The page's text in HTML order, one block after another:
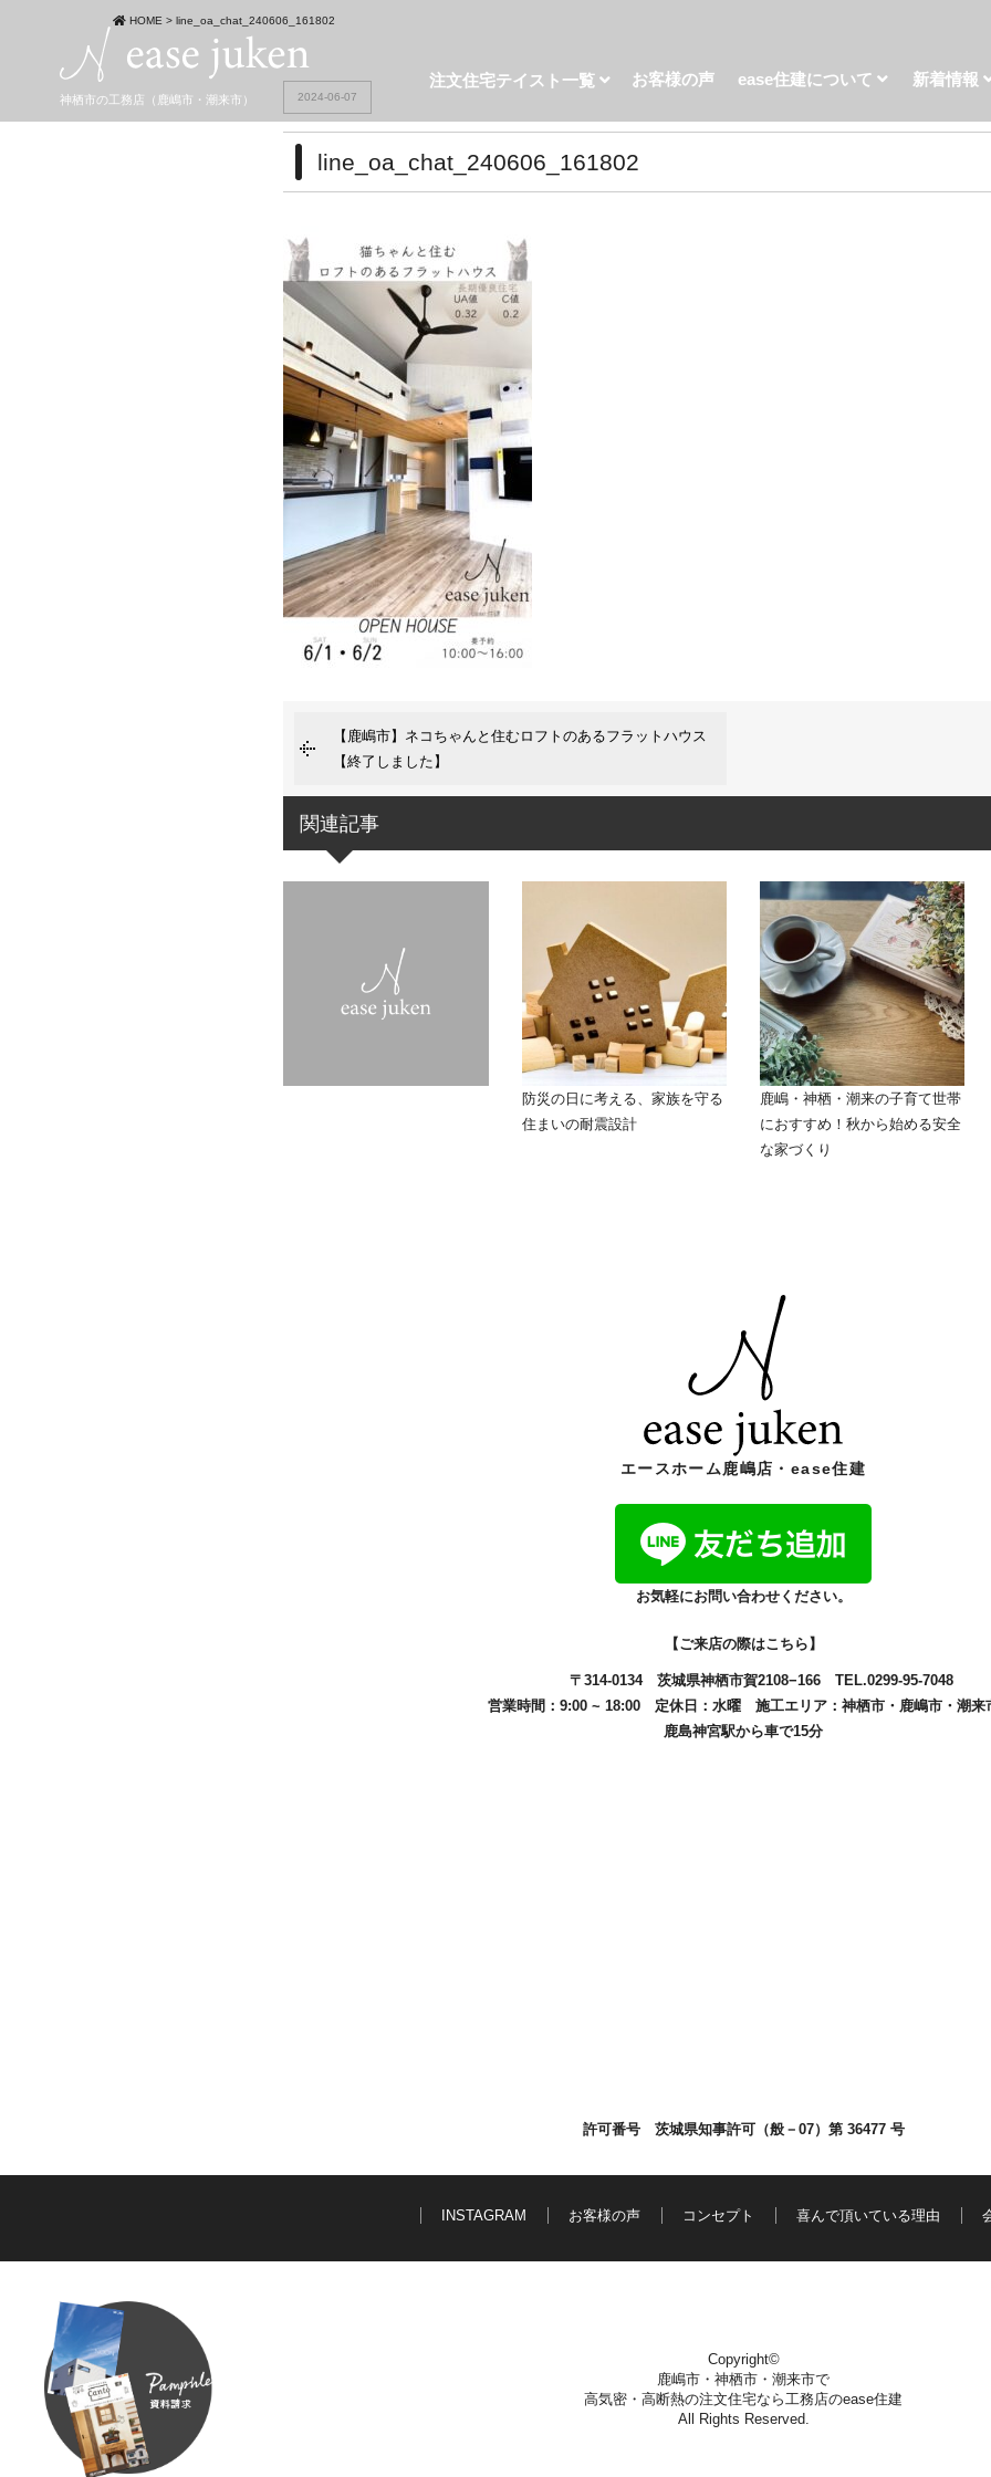
神栖市の工務店（鹿嶋市・潮来市）
注文住宅テイスト一覧 お客様の声 ease住建について 新着情報
HOME > line_oa_chat_240606_161802
2024-06-07
line_oa_chat_240606_161802
【鹿嶋市】ネコちゃんと住むロフトのあるフラットハウス
【終了しました】
関連記事
防災の日に考える、家族を守る
住まいの耐震設計
鹿嶋・神栖・潮来の子育て世帯
におすすめ！秋から始める安全
な家づくり
エースホーム鹿嶋店・ease住建
お気軽にお問い合わせください。
【ご来店の際はこちら】
〒314-0134 茨城県神栖市賀2108−166 TEL.0299-95-7048
営業時間：9:00 ~ 18:00 定休日：水曜 施工エリア： 神栖市・ 鹿嶋市・ 潮来
鹿島神宮駅から車で15分
許可番号 茨城県知事許可（般－07）第 36477 号
INSTAGRAM お客様の声 コンセプト 喜んで頂いている理由
Copyright©
鹿嶋市・神栖市・潮来市で
高気密・高断熱の注文住宅なら工務店のease住建
All Rights Reserved.